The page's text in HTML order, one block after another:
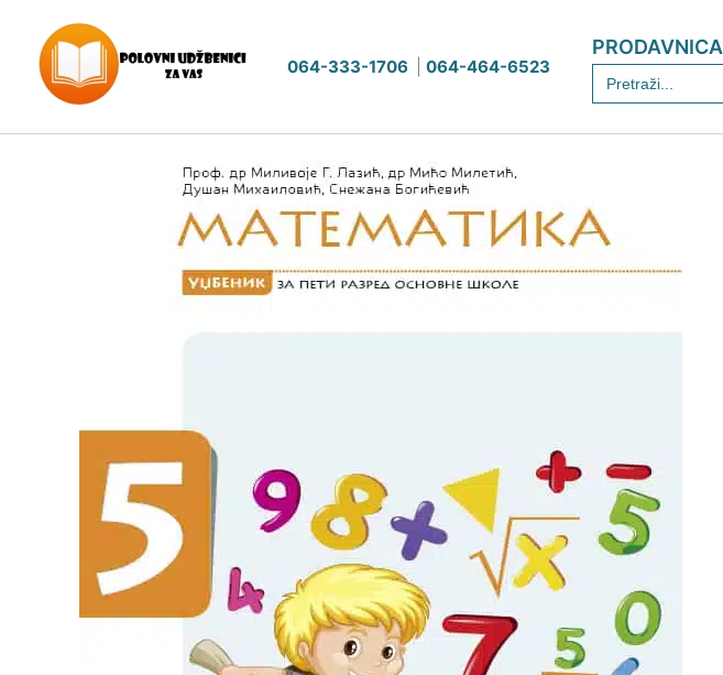
sadržaj
064-333-1706 064-464-6523
PRODAVNICA
Search
for: